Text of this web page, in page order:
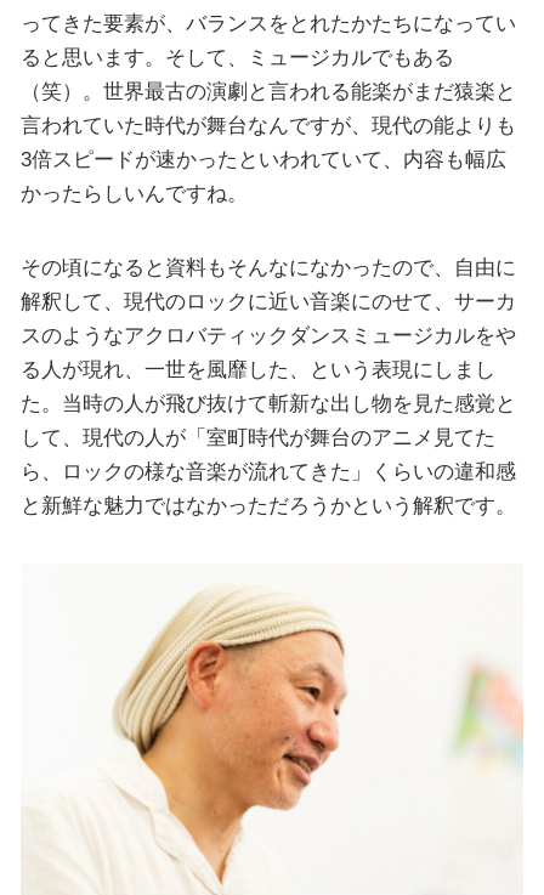
ってきた要素が、バランスをとれたかたちになってい
ると思います。そして、ミュージカルでもある
（笑）。世界最古の演劇と言われる能楽がまだ猿楽と
言われていた時代が舞台なんですが、現代の能よりも
3倍スピードが速かったといわれていて、内容も幅広
かったらしいんですね。
その頃になると資料もそんなになかったので、自由に
解釈して、現代のロックに近い音楽にのせて、サーカ
スのようなアクロバティックダンスミュージカルをや
る人が現れ、一世を風靡した、という表現にしまし
た。当時の人が飛び抜けて斬新な出し物を見た感覚と
して、現代の人が「室町時代が舞台のアニメ見てた
ら、ロックの様な音楽が流れてきた」くらいの違和感
と新鮮な魅力ではなかっただろうかという解釈です。